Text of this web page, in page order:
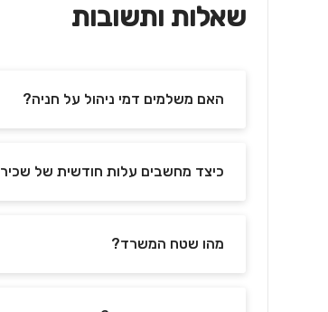
שאלות ותשובות
האם משלמים דמי ניהול על חניה?
כיצד מחשבים עלות חודשית של
מהו שטח המשרד?